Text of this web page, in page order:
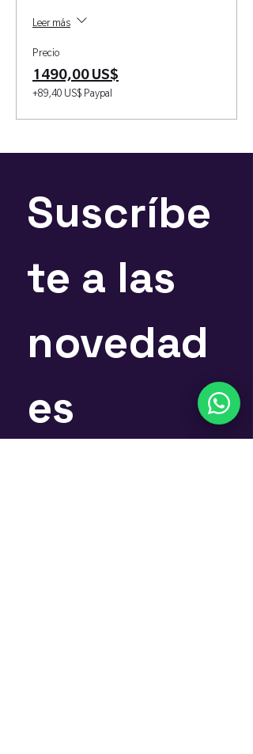
Leer más
Precio
1490,00 US$
+89,40 US$ Paypal
Suscríbe
te a las
novedad
es